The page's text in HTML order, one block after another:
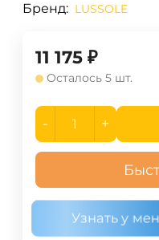
Бренд: LUSSOLE
11 175 ₽
Осталось 5 шт.
- +
Узнать у